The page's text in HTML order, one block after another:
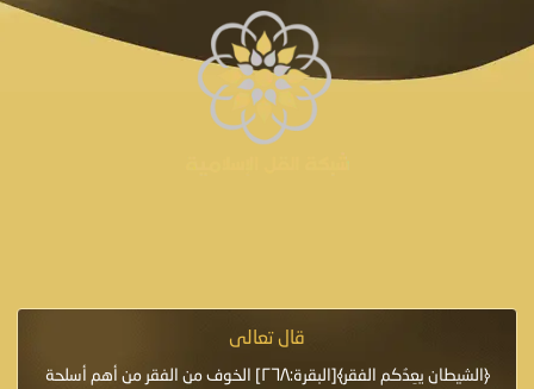
قال تعالى
﴿الشيطان يعِدُكم الفقر﴾[البقرة:٢٦٨] الخوف من الفقر من أهم أسلحة